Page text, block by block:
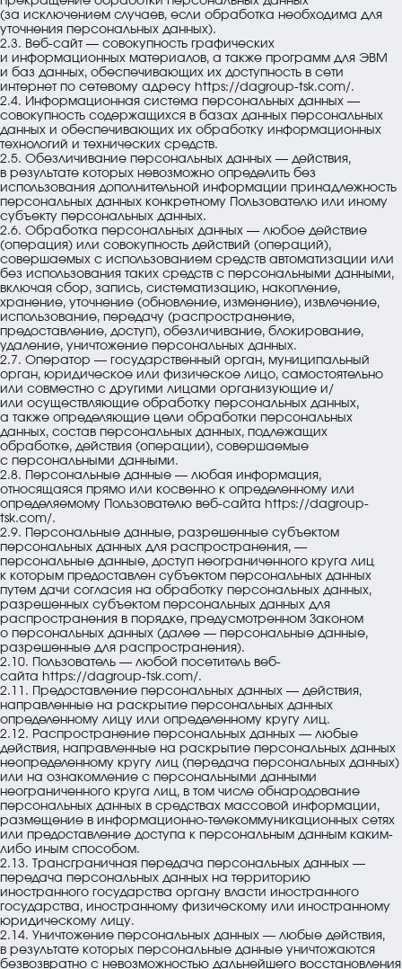
МФСБ DAGROUP
WP ANALYST
ЦИПС
Компания
История,
миссия,
компетенции
Проекты
Партнёры
Отзывы
Контакты
СОУТ
Телефон
+7 (3822) 33-88-48
E-mail
info@dagroup-
tsk.com
Адрес
г. Томск, пр.
Фрунзе, 117А,
помещение 4005
(за исключением случаев, если обработка необходима для
уточнения персональных данных).
2.3. Веб-сайт — совокупность графических
и информационных материалов, а также программ для ЭВМ
и баз данных, обеспечивающих их доступность в сети
интернет по сетевому адресу https://dagroup-tsk.com/.
2.4. Информационная система персональных данных —
совокупность содержащихся в базах данных персональных
данных и обеспечивающих их обработку информационных
технологий и технических средств.
2.5. Обезличивание персональных данных — действия,
в результате которых невозможно определить без
использования дополнительной информации принадлежность
персональных данных конкретному Пользователю или иному
субъекту персональных данных.
2.6. Обработка персональных данных — любое действие
(операция) или совокупность действий (операций),
совершаемых с использованием средств автоматизации или
без использования таких средств с персональными данными,
включая сбор, запись, систематизацию, накопление,
хранение, уточнение (обновление, изменение), извлечение,
использование, передачу (распространение,
предоставление, доступ), обезличивание, блокирование,
удаление, уничтожение персональных данных.
2.7. Оператор — государственный орган, муниципальный
орган, юридическое или физическое лицо, самостоятельно
или совместно с другими лицами организующие и/
или осуществляющие обработку персональных данных,
а также определяющие цели обработки персональных
данных, состав персональных данных, подлежащих
обработке, действия (операции), совершаемые
с персональными данными.
2.8. Персональные данные — любая информация,
относящаяся прямо или косвенно к определенному или
определяемому Пользователю веб-сайта https://dagroup-
tsk.com/.
2.9. Персональные данные, разрешенные субъектом
персональных данных для распространения, —
персональные данные, доступ неограниченного круга лиц
к которым предоставлен субъектом персональных данных
путем дачи согласия на обработку персональных данных,
разрешенных субъектом персональных данных для
распространения в порядке, предусмотренном Законом
о персональных данных (далее — персональные данные,
разрешенные для распространения).
2.10. Пользователь — любой посетитель веб-
сайта https://dagroup-tsk.com/.
2.11. Предоставление персональных данных — действия,
направленные на раскрытие персональных данных
определенному лицу или определенному кругу лиц.
2.12. Распространение персональных данных — любые
действия, направленные на раскрытие персональных данных
неопределенному кругу лиц (передача персональных данных)
или на ознакомление с персональными данными
неограниченного круга лиц, в том числе обнародование
персональных данных в средствах массовой информации,
размещение в информационно-телекоммуникационных сетях
или предоставление доступа к персональным данным каким-
либо иным способом.
2.13. Трансграничная передача персональных данных —
передача персональных данных на территорию
иностранного государства органу власти иностранного
государства, иностранному физическому или иностранному
юридическому лицу.
2.14. Уничтожение персональных данных — любые действия,
в результате которых персональные данные уничтожаются
безвозвратно с невозможностью дальнейшего восстановления